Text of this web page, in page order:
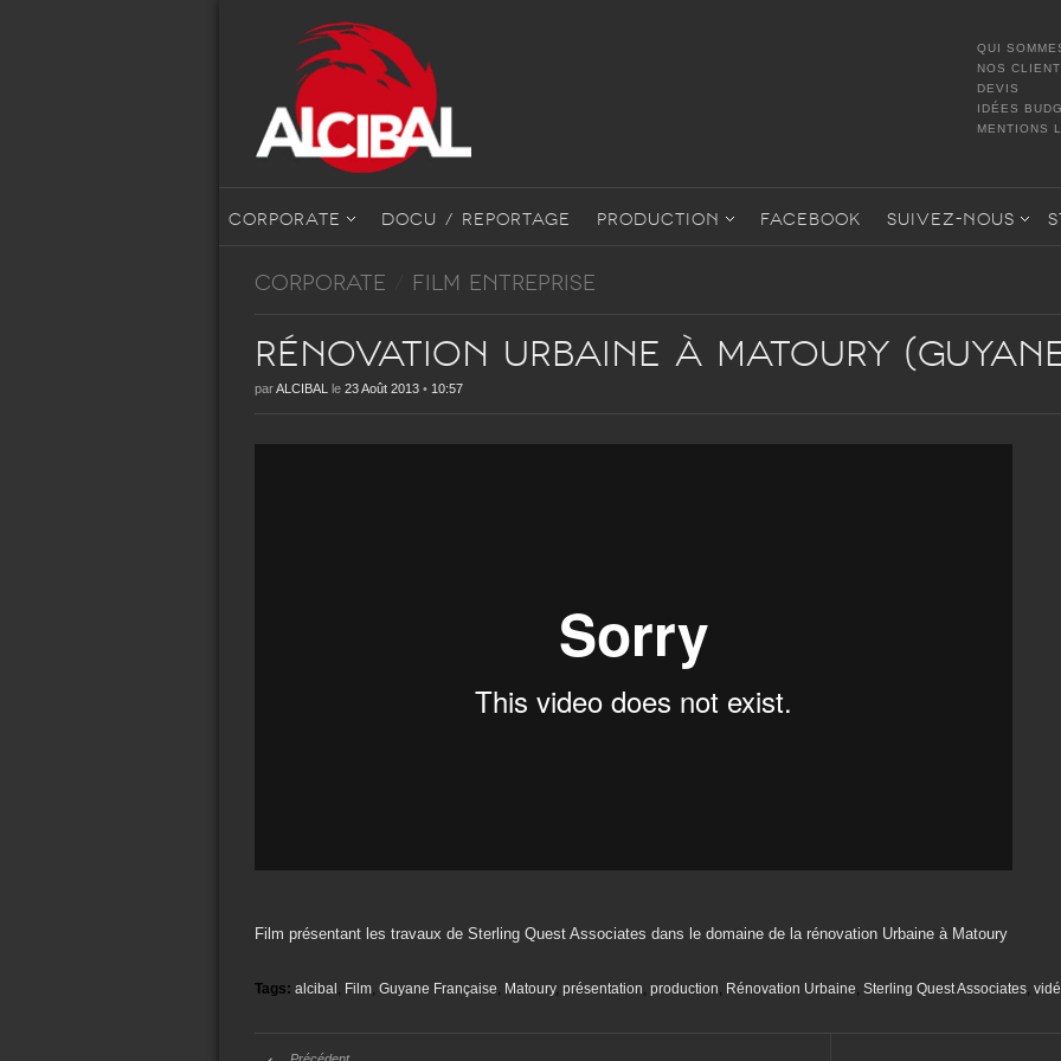
QUI
NOS
DEVIS
IDÉES
MENTIONS
CORPORATE DOCU / REPORTAGE PRODUCTION FACEBOOK SUIVEZ-NOUS
CORPORATE FILM ENTREPRISE
Rénovation Urbaine à Matoury
parALCIBAL le 23 Août 2013• 10:57
Film présentant les travaux de Sterling Quest Associates dans le domaine de la rénovation Urbaine à Matoury
Tags: alcibal , Film, Guyane Française, Matoury, présentation, production, Rénovation Urbaine, Sterling Quest Associates,